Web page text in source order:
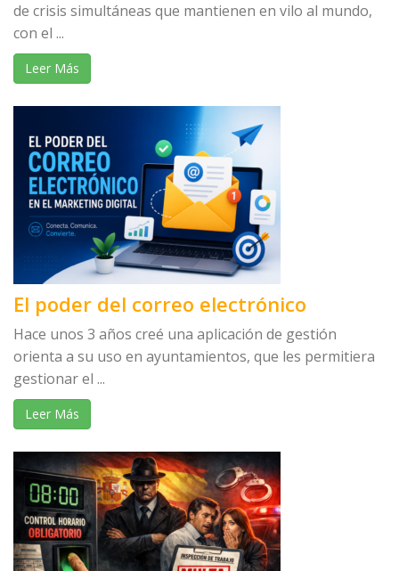
de crisis simultáneas que mantienen en vilo al mundo,
con el ...
Leer Más
El poder del correo electrónico
Hace unos 3 años creé una aplicación de gestión
orienta a su uso en ayuntamientos, que les permitiera
gestionar el ...
Leer Más